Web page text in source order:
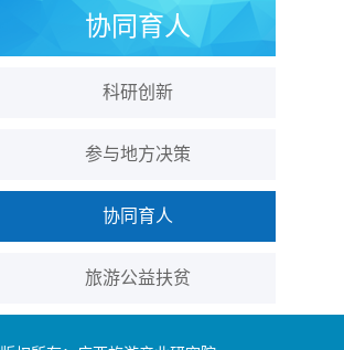
协同育人
科研创新
参与地方决策
协同育人
旅游公益扶贫